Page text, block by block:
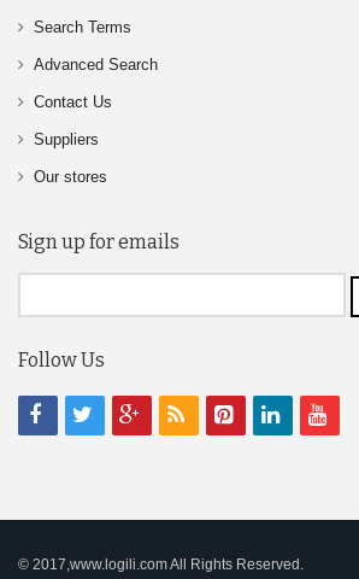
Search Terms
Advanced Search
Contact Us
Suppliers
Our stores
Sign up for emails
Follow Us
© 2017,www.logili.com All Rights Reserved.